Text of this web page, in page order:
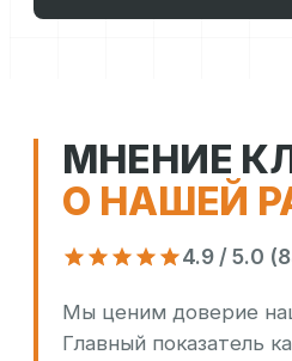
МНЕНИЕ
О НАШЕЙ
4.9 / 5.0
Мы ценим доверие
Главный показатель